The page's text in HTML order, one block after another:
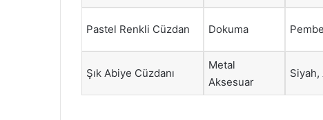
Pastel Renkli Cüzdan Dokuma
Şık Abiye Cüzdanı
Metal
Aksesuar
Siyah,